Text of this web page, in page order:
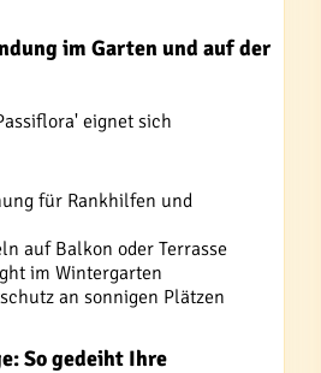
im Garten und auf der
eignet sich
für Rankhilfen und
auf Balkon oder Terrasse
im Wintergarten
an sonnigen Plätzen
So gedeiht Ihre